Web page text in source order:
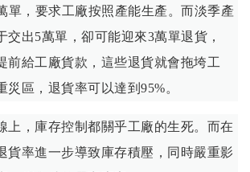
單，要求工廠按照產能生產。而淡季產
交出5萬單，卻可能迎來3萬單退貨，
前給工廠貨款，這些退貨就會拖垮工
災區，退貨率可以達到95%。
上，庫存控制都關乎工廠的生死。而在
貨率進一步導致庫存積壓，同時嚴重影